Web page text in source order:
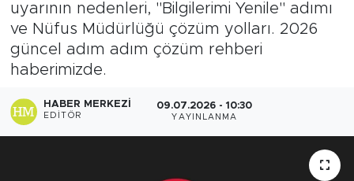
uyarının nedenleri, "Bilgilerimi Yenile" adımı
ve Nüfus Müdürlüğü çözüm yolları. 2026
güncel adım adım çözüm rehberi
haberimizde.
HABER MERKEZI
EDITÖR
09.07.2026 - 10:30
YAYINLANMA
Sağlık
Sağlık Turizmi
Son Dakika Haberleri
Haber Arşivi